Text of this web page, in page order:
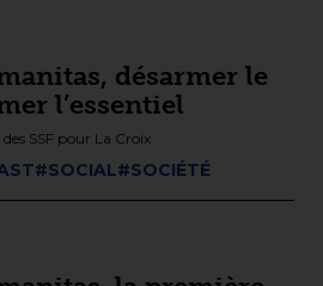
désarmer le
l’essentiel
SSF pour La Croix
#SOCIAL#SOCIÉTÉ